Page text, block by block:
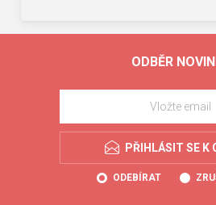
ODBĚR
PŘIHLÁSIT SE K
ODEBÍRAT